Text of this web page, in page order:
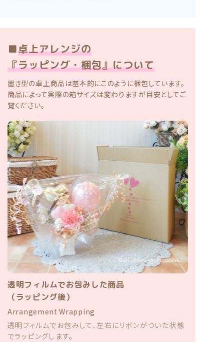
■卓上アレンジの
『ラッピング・梱包』について
置き型の卓上商品は基本的にこのように梱包しています。
商品によって実際の箱サイズは変わりますが目安としてご
覧ください。
透明フィルムでお包みした商品
（ラッピング後）
Arrangement Wrapping
透明フィルムでお包みして、左右にリボンがついた状態
でラッピングします。